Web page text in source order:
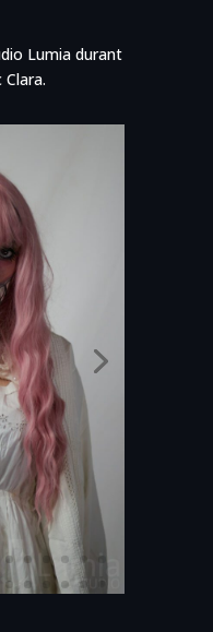
Lumia durant